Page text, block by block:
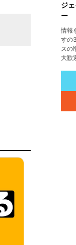
ジ
ー
情報
すの
スの
大歓